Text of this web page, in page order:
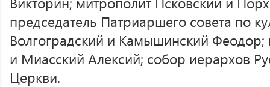
председатель Патриаршего совета по
Волгоградский и Камышинский Феодор;
и Миасский Алексий; собор иерархов
Церкви.